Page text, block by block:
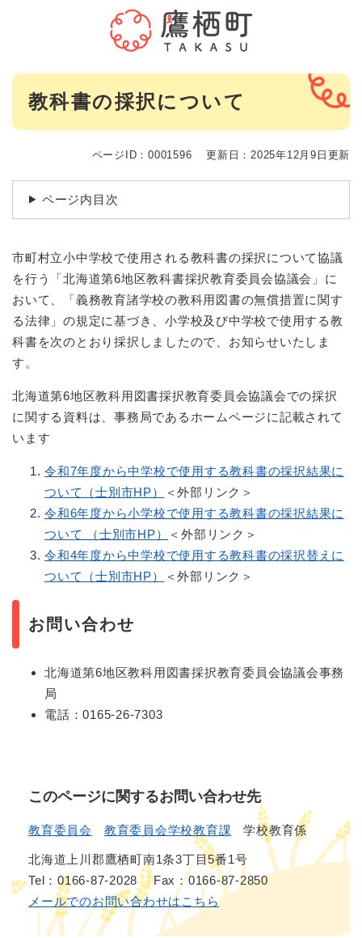
メニューを飛ばして本文へ
本
教科書の採択について
ページID：0001596 更新日：2025年12月9日更新
ページ内目次
市町村立小中学校で使用される教科書の採択について協議
を行う「北海道第6地区教科書採択教育委員会協議会」に
おいて、「義務教育諸学校の教科用図書の無償措置に関す
る法律」の規定に基づき、小学校及び中学校で使用する教
科書を次のとおり採択しましたので、お知らせいたしま
す。
北海道第6地区教科用図書採択教育委員会協議会での採択
に関する資料は、事務局であるホームページに記載されて
います
令和7年度から中学校で使用する教科書の採択結果に
ついて（士別市HP）
＜外部リンク＞
令和6年度から小学校で使用する教科書の採択結果に
ついて （士別市HP）
＜外部リンク＞
令和4年度から中学校で使用する教科書の採択替えに
ついて（士別市HP）
＜外部リンク＞
お問い合わせ
北海道第6地区教科用図書採択教育委員会協議会事務
局
電話：0165-26-7303
このページに関するお問い合わせ先
教育委員会 教育委員会学校教育課 学校教育係
北海道上川郡鷹栖町南1条3丁目5番1号
Tel：0166-87-2028
Fax：0166-87-2850
メールでのお問い合わせはこちら